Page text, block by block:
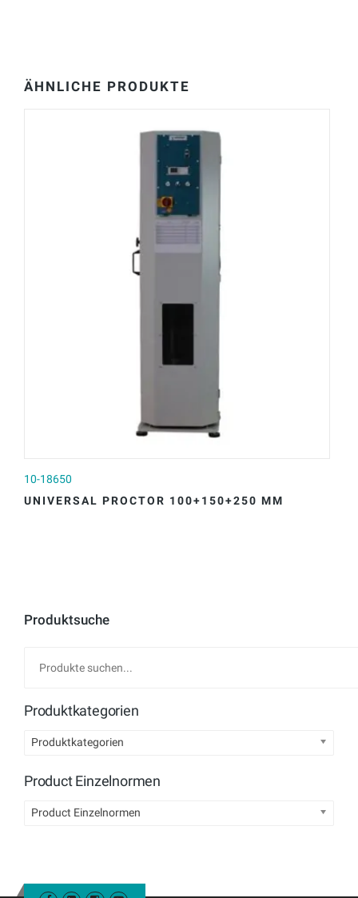
ÄHNLICHE PRODUKTE
10-18650
UNIVERSAL PROCTOR 100+150+250 MM
Produktsuche
Produktkategorien
Produktkategorien
Product Einzelnormen
Product Einzelnormen